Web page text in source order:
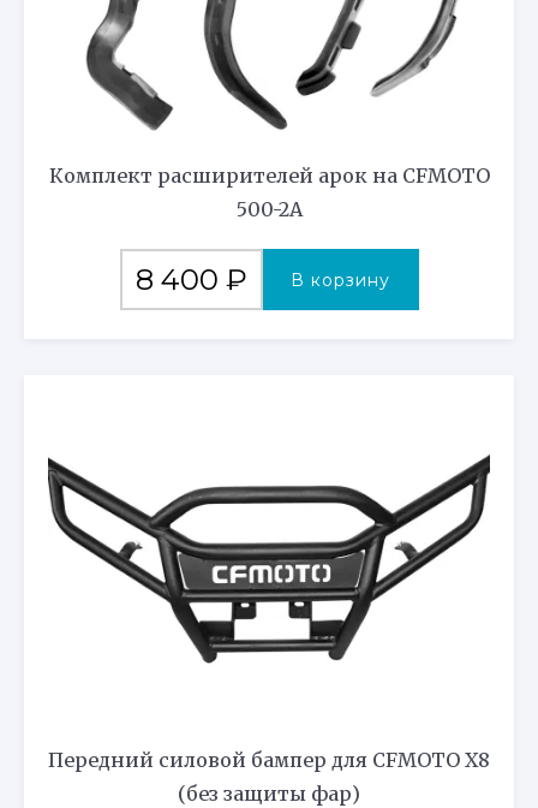
Комплект расширителей арок на CFMOTO
500-2A
8 400 ₽ В корзину
Передний силовой бампер для CFMOTO X8
(без защиты фар)